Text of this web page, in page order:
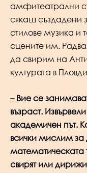
амфитеатрални
сякаш създадени
стилове музика и
сцените им.
да свирим на
културата в
– Вие се
възраст.
академичен път.
всички мислим
математическата
свирят или